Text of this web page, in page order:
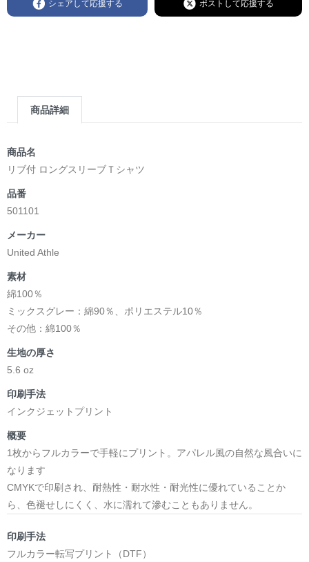
シェアして応援する ポストして応援する
商品詳細
商品名
リブ付 ロングスリーブＴシャツ
品番
501101
メーカー
United Athle
素材
綿100％
ミックスグレー：綿90％、ポリエステル10％
その他：綿100％
生地の厚さ
5.6 oz
印刷手法
インクジェットプリント
概要
1枚からフルカラーで手軽にプリント。アパレル風の自然な風合いに
なります
CMYKで印刷され、耐熱性・耐水性・耐光性に優れていることか
ら、色褪せしにくく、水に濡れて滲むこともありません。
印刷手法
フルカラー転写プリント（DTF）